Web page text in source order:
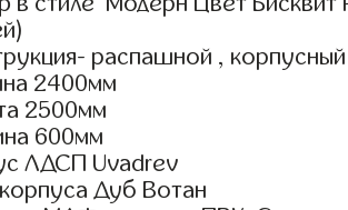
распашной ,
2400мм
2500мм
600мм
ЛДСП Uvadrev
Дуб Вотан